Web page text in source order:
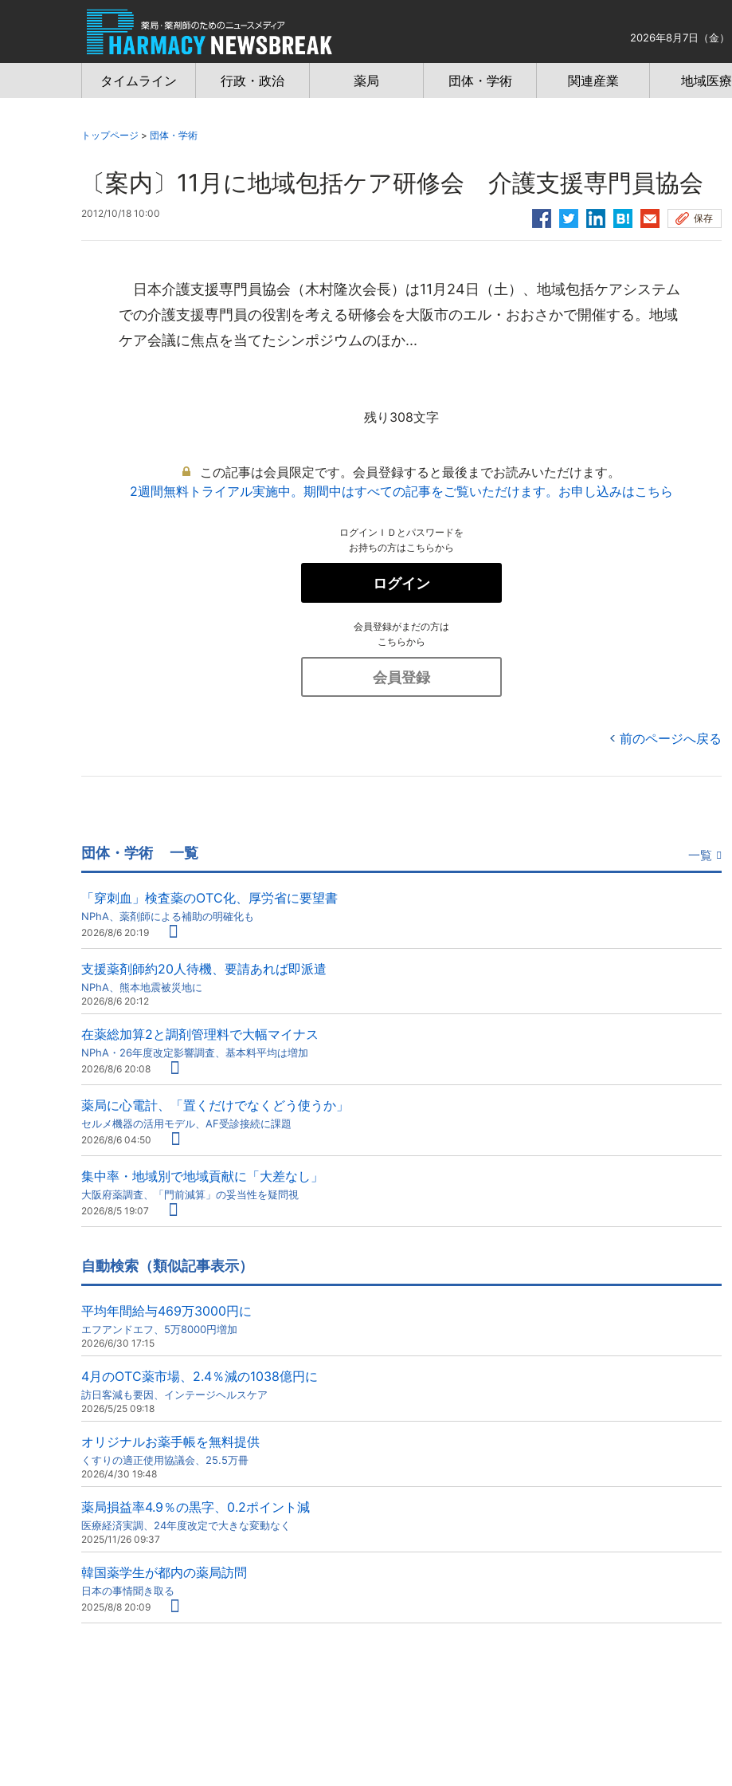
2026年8月7日（金）
タイムライン 行政・政治 薬局 団体・学術 関連産業 地域医療
トップページ > 団体・学術
〔案内〕11月に地域包括ケア研修会 介護支援専門員協会
2012/10/18 10:00 保存
日本介護支援専門員協会（木村隆次会長）は11月24日（土）、地域包括ケアシステム
での介護支援専門員の役割を考える研修会を大阪市のエル・おおさかで開催する。地域
ケア会議に焦点を当てたシンポジウムのほか...
残り308文字
この記事は会員限定です。会員登録すると最後までお読みいただけます。
2週間無料トライアル実施中。期間中はすべての記事をご覧いただけます。お申し込みはこちら
ログインＩＤとパスワードを
お持ちの方はこちらから
ログイン
会員登録がまだの方は
こちらから
会員登録
前のページへ戻る
団体・学術 一覧 一覧
「穿刺血」検査薬のOTC化、厚労省に要望書
NPhA、薬剤師による補助の明確化も
2026/8/6 20:19
支援薬剤師約20人待機、要請あれば即派遣
NPhA、熊本地震被災地に
2026/8/6 20:12
在薬総加算2と調剤管理料で大幅マイナス
NPhA・26年度改定影響調査、基本料平均は増加
2026/8/6 20:08
薬局に心電計、「置くだけでなくどう使うか」
セルメ機器の活用モデル、AF受診接続に課題
2026/8/6 04:50
集中率・地域別で地域貢献に「大差なし」
大阪府薬調査、「門前減算」の妥当性を疑問視
2026/8/5 19:07
自動検索（類似記事表示）
平均年間給与469万3000円に
エフアンドエフ、5万8000円増加
2026/6/30 17:15
4月のOTC薬市場、2.4％減の1038億円に
訪日客減も要因、インテージヘルスケア
2026/5/25 09:18
オリジナルお薬手帳を無料提供
くすりの適正使用協議会、25.5万冊
2026/4/30 19:48
薬局損益率4.9％の黒字、0.2ポイント減
医療経済実調、24年度改定で大きな変動なく
2025/11/26 09:37
韓国薬学生が都内の薬局訪問
日本の事情聞き取る
2025/8/8 20:09